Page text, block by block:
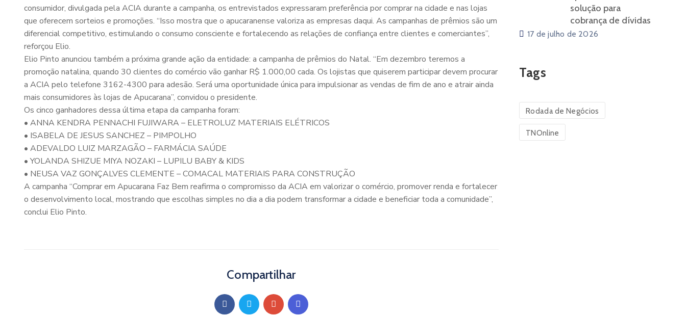
consumidor, divulgada pela ACIA durante a campanha, os entrevistados expressaram preferência por comprar na cidade e nas lojas
que oferecem sorteios e promoções. “Isso mostra que o apucaranense valoriza as empresas daqui. As campanhas de prêmios são um
diferencial competitivo, estimulando o consumo consciente e fortalecendo as relações de confiança entre clientes e comerciantes”,
reforçou Elio.
Elio Pinto anunciou também a próxima grande ação da entidade: a campanha de prêmios do Natal. “Em dezembro teremos a
promoção natalina, quando 30 clientes do comércio vão ganhar R$ 1.000,00 cada. Os lojistas que quiserem participar devem procurar
a ACIA pelo telefone 3162-4300 para adesão. Será uma oportunidade única para impulsionar as vendas de fim de ano e atrair ainda
mais consumidores às lojas de Apucarana”, convidou o presidente.
Os cinco ganhadores dessa última etapa da campanha foram:
• ANNA KENDRA PENNACHI FUJIWARA – ELETROLUZ MATERIAIS ELÉTRICOS
• ISABELA DE JESUS SANCHEZ – PIMPOLHO
• ADEVALDO LUIZ MARZAGÃO – FARMÁCIA SAÚDE
• YOLANDA SHIZUE MIYA NOZAKI – LUPILU BABY & KIDS
• NEUSA VAZ GONÇALVES CLEMENTE – COMACAL MATERIAIS PARA CONSTRUÇÃO
A campanha “Comprar em Apucarana Faz Bem reafirma o compromisso da ACIA em valorizar o comércio, promover renda e fortalecer
o desenvolvimento local, mostrando que escolhas simples no dia a dia podem transformar a cidade e beneficiar toda a comunidade”,
conclui Elio Pinto.
Compartilhar
solução para
cobrança de dívidas
17 de julho de 2026
Tags
Rodada de Negócios
TNOnline